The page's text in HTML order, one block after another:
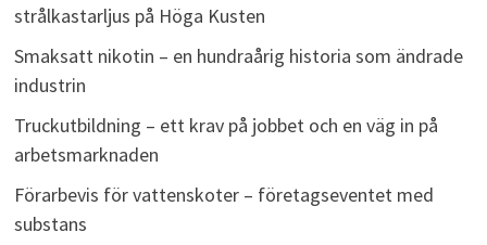
strålkastarljus på Höga Kusten
Smaksatt nikotin – en hundraårig historia som ändrade
industrin
Truckutbildning – ett krav på jobbet och en väg in på
arbetsmarknaden
Förarbevis för vattenskoter – företagseventet med
substans